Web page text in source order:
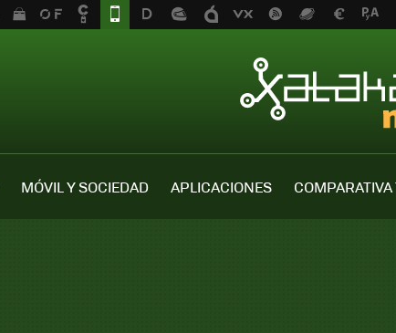
MÓVIL Y SOCIEDAD APLICACIONES COMPARATIVA